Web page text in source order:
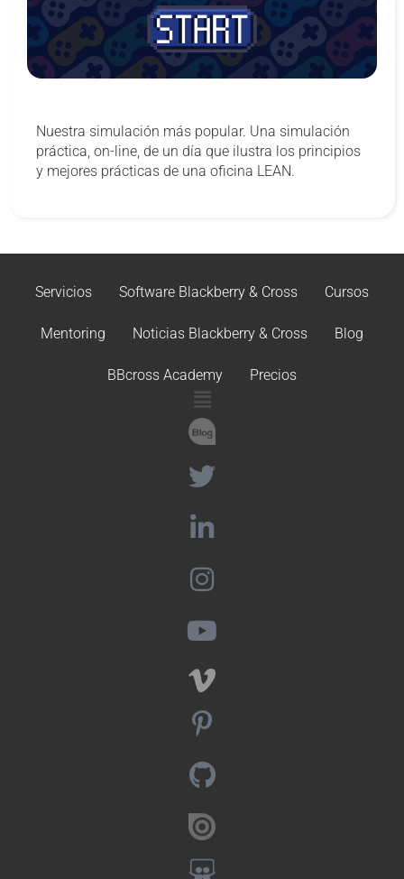
Nuestra simulación más popular. Una simulación
práctica, on-line, de un día que ilustra los principios
y mejores prácticas de una oficina LEAN.
Servicios Software Blackberry & Cross Cursos
Mentoring Noticias Blackberry & Cross Blog
BBcross Academy Precios